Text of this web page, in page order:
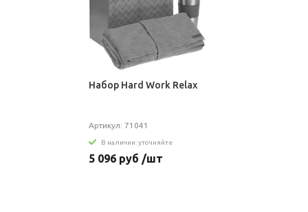
Набор Hard Work Relax
Артикул: 71041
В наличии: уточняйте
5 096 руб /шт